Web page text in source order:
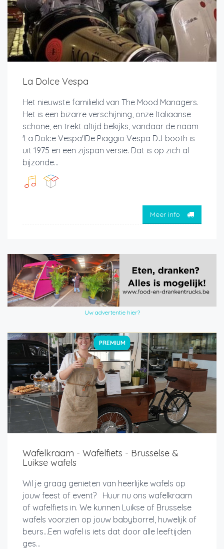
La Dolce Vespa
Het nieuwste familielid van The Mood Managers.
Het is een bizarre verschijning, onze Italiaanse
schone, en trekt altijd bekijks, vandaar de naam
'La Dolce Vespa'!De Piaggio Vespa DJ booth is
uit 1975 en een zijspan versie. Dat is op zich al
bijzonde...
Meer info
Uw advertentie hier?
PREMIUM
Wafelkraam - Wafelfiets - Brusselse &
Luikse wafels
Wil je graag genieten van heerlijke wafels op
jouw feest of event? Huur nu ons wafelkraam
of wafelfiets in. We kunnen Luikse of Brusselse
wafels voorzien op jouw babyborrel, huwelijk of
beurs...Een wafel is iets dat door alle leeftijden
ges...